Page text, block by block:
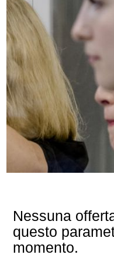
Nessuna
questo
momento.